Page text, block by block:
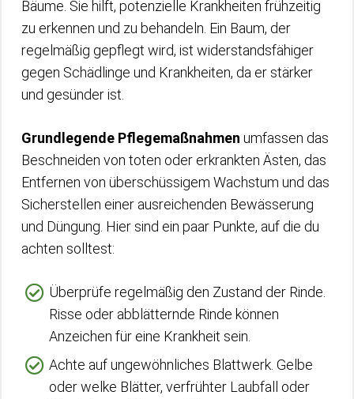
Bäume. Sie hilft, potenzielle Krankheiten frühzeitig
zu erkennen und zu behandeln. Ein Baum, der
regelmäßig gepflegt wird, ist widerstandsfähiger
gegen Schädlinge und Krankheiten, da er stärker
und gesünder ist.
Grundlegende Pflegemaßnahmen umfassen das
Beschneiden von toten oder erkrankten Ästen, das
Entfernen von überschüssigem Wachstum und das
Sicherstellen einer ausreichenden Bewässerung
und Düngung. Hier sind ein paar Punkte, auf die du
achten solltest:
Überprüfe regelmäßig den Zustand der Rinde.
Risse oder abblätternde Rinde können
Anzeichen für eine Krankheit sein.
Achte auf ungewöhnliches Blattwerk. Gelbe
oder welke Blätter, verfrühter Laubfall oder